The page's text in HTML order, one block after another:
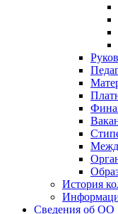
История
Сведения об ОО